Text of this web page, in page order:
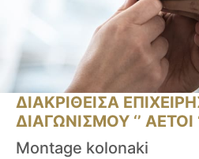
ΔΙΑΚΡΙΘΕΙΣΑ
ΔΙΑΓΩΝΙΣΜΟΥ ‘’ ΑΕΤΟΙ
Montage kolonaki